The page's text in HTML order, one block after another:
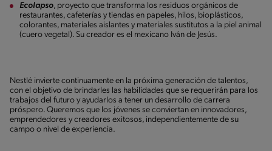
Ecolapso, proyecto que transforma los residuos orgánicos de
restaurantes, cafeterías y tiendas en papeles, hilos, bioplásticos,
colorantes, materiales aislantes y materiales sustitutos a la piel animal
(cuero vegetal). Su creador es el mexicano Iván de Jesús.
Nestlé invierte continuamente en la próxima generación de talentos,
con el objetivo de brindarles las habilidades que se requerirán para los
trabajos del futuro y ayudarlos a tener un desarrollo de carrera
próspero. Queremos que los jóvenes se conviertan en innovadores,
emprendedores y creadores exitosos, independientemente de su
campo o nivel de experiencia.